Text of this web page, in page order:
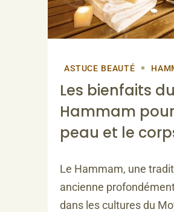
ASTUCE BEAUTÉ
Les bienfaits du
Hammam
peau et le
Le Hammam, une
ancienne
dans les cultures du